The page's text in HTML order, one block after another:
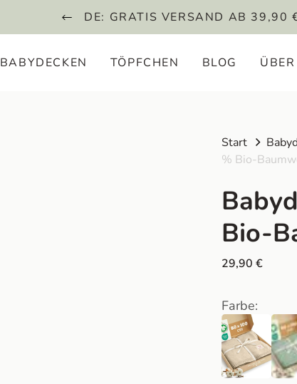
DE: GRATIS VERSAND AB 39,90
BABYDECKEN TÖPFCHEN BLOG
Start
% Bio-
Bio-
29,90 €
Farbe: